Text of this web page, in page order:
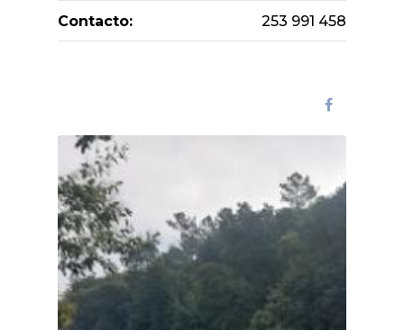
Contacto: 253 991 458